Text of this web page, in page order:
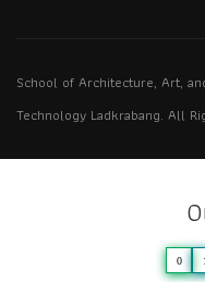
School of Architecture, Art,
Technology Ladkrabang. All
0